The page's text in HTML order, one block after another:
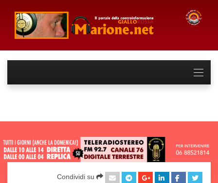
Condividi su